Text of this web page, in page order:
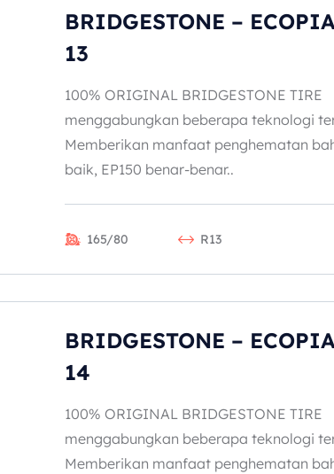
BRIDGESTONE –
13
100% ORIGINAL BRIDGESTONE TIRE
menggabungkan beberapa teknologi
Memberikan manfaat penghematan
baik, EP150 benar-benar..
165/80 R13
BRIDGESTONE –
14
100% ORIGINAL BRIDGESTONE TIRE
menggabungkan beberapa teknologi
Memberikan manfaat penghematan